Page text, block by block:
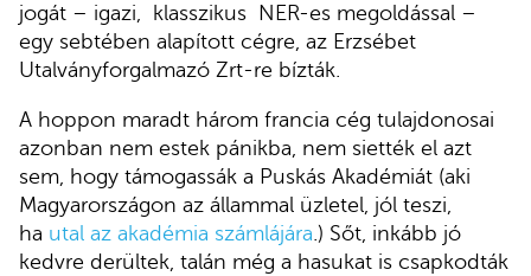
jogát – igazi, klasszikus NER-es megoldással –
egy sebtében alapított cégre, az Erzsébet
Utalványforgalmazó Zrt-re bízták.
A hoppon maradt három francia cég tulajdonosai
azonban nem estek pánikba, nem siették el azt
sem, hogy támogassák a Puskás Akadémiát (aki
Magyarországon az állammal üzletel, jól teszi,
ha utal az akadémia számlájára.) Sőt, inkább jó
kedvre derültek, talán még a hasukat is csapkodták